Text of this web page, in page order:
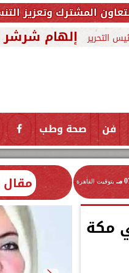
التنسيق لخدمة
التحرير إلهام شرشر
فن صحة وطب
بتوقيت القاهرة
مكة
مقال